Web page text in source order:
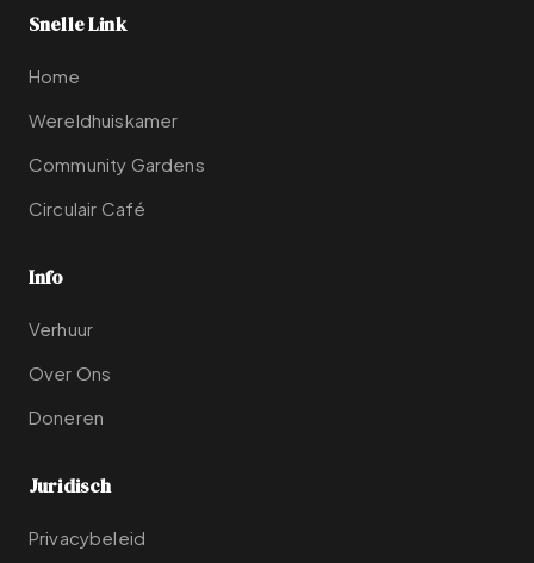
Snelle Link
Home
Wereldhuiskamer
Community Gardens
Circulair Café
Info
Verhuur
Over Ons
Doneren
Juridisch
Privacybeleid